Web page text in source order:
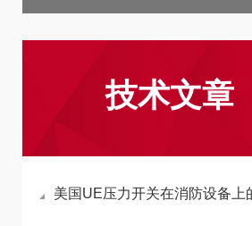
技术文章
美国UE压力开关在消防设备上的